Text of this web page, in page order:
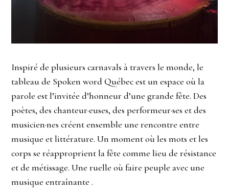
Inspiré de plusieurs carnavals à travers le monde, le
tableau de Spoken word Québec est un espace où la
parole est l’invitée d’honneur d’une grande fête. Des
poètes, des chanteur·euses, des performeur·ses et des
musicien·nes créent ensemble une rencontre entre
musique et littérature. Un moment où les mots et les
corps se réapproprient la fête comme lieu de résistance
et de métissage. Une ruelle où faire peuple avec une
musique entraînante .